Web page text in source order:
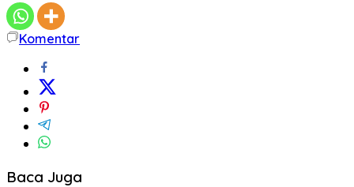
Komentar
Baca Juga